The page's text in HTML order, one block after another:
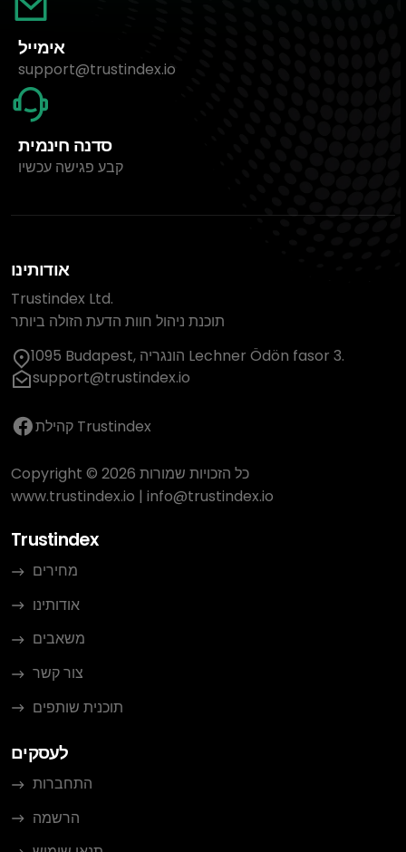
אימייל
support@trustindex.io
סדנה חינמית
קבע פגישה עכשיו
אודותינו
Trustindex Ltd.
תוכנת ניהול חוות הדעת הזולה ביותר
1095 Budapest, הונגריה Lechner Ödön fasor 3.
support@trustindex.io
קהילת Trustindex
Copyright © 2026 כל הזכויות שמורות
www.trustindex.io | info@trustindex.io
Trustindex
מחירים
אודותינו
משאבים
צור קשר
תוכנית שותפים
לעסקים
התחברות
הרשמה